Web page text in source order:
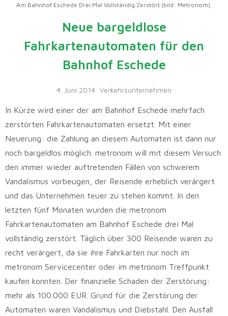
Am Bahnhof Eschede Drei Mal Vollständig Zerstört (bild: Metronom).
Neue bargeldlose
Fahrkartenautomaten für den
Bahnhof Eschede
4. Juni 2014 Verkehrsunternehmen
In Kürze wird einer der am Bahnhof Eschede mehrfach
zerstörten Fahrkartenautomaten ersetzt. Mit einer
Neuerung: die Zahlung an diesem Automaten ist dann nur
noch bargeldlos möglich. metronom will mit diesem Versuch
den immer wieder auftretenden Fällen von schwerem
Vandalismus vorbeugen, der Reisende erheblich verärgert
und das Unternehmen teuer zu stehen kommt. In den
letzten fünf Monaten wurden die metronom
Fahrkartenautomaten am Bahnhof Eschede drei Mal
vollständig zerstört. Täglich über 300 Reisende waren zu
recht verärgert, da sie ihre Fahrkarten nur noch im
metronom Servicecenter oder im metronom Treffpunkt
kaufen konnten. Der finanzielle Schaden der Zerstörung:
mehr als 100.000 EUR. Grund für die Zerstörung der
Automaten waren Vandalismus und Diebstahl. Den Ausfall